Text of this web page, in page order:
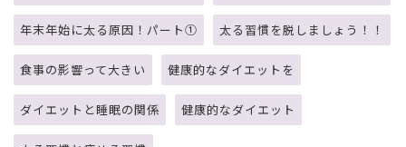
年末年始に太る原因！パート① 太る習慣を脱しましょう！！
食事の影響って大きい 健康的なダイエットを
ダイエットと睡眠の関係 健康的なダイエット